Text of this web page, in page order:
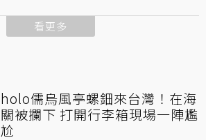
看更多
holo儒烏風亭螺鈿來台灣！在海
關被攔下 打開行李箱現場一陣尷
尬